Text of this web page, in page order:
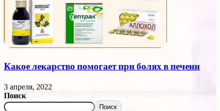
Какое лекарство помогает при болях в печени
3 апреля, 2022
Поиск
Поиск